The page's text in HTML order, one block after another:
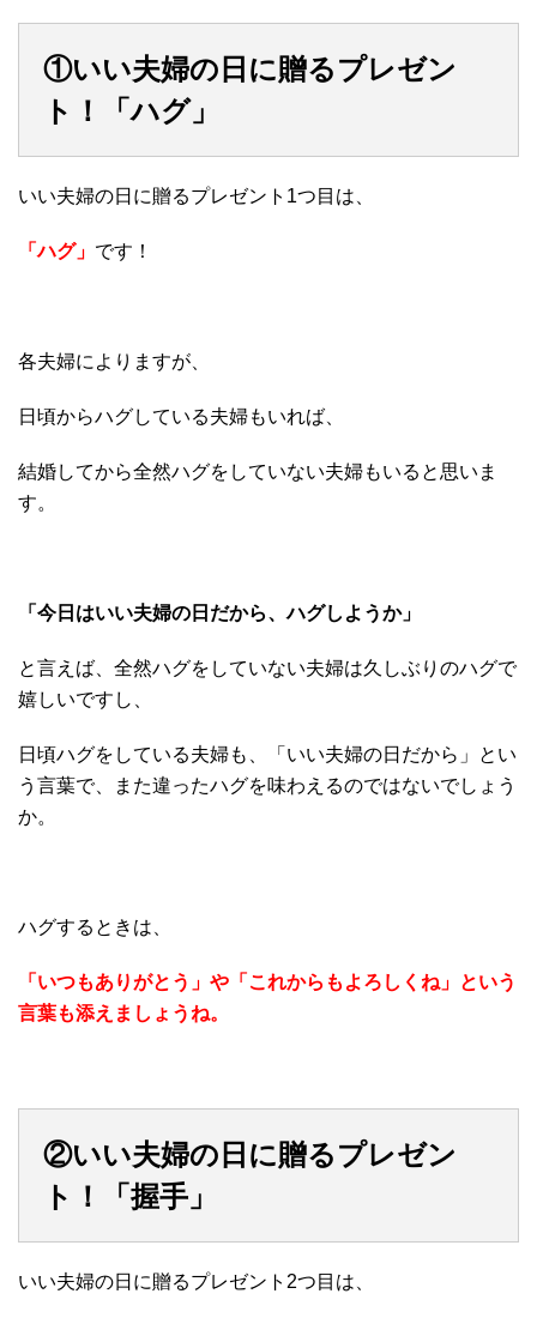
①いい夫婦の日に贈るプレゼン
ト！「ハグ」
いい夫婦の日に贈るプレゼント1つ目は、
「ハグ」 です！
各夫婦によりますが、
日頃からハグしている夫婦もいれば、
結婚してから全然ハグをしていない夫婦もいると思いま
す。
「今日はいい夫婦の日だから、ハグしようか」
と言えば、全然ハグをしていない夫婦は久しぶりのハグで
嬉しいですし、
日頃ハグをしている夫婦も、「いい夫婦の日だから」とい
う言葉で、また違ったハグを味わえるのではないでしょう
か。
ハグするときは、
「いつもありがとう」や「これからもよろしくね」という
言葉も添えましょうね。
②いい夫婦の日に贈るプレゼン
ト！「握手」
いい夫婦の日に贈るプレゼント2つ目は、